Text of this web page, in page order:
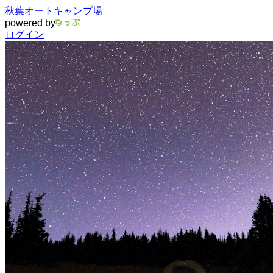
秋葉オートキャンプ場
powered by
ログイン